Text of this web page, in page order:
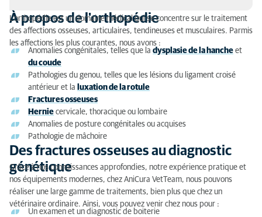
À propos de l'orthopédie
Des fractures osseuses au diagnostic génétique
Consultation orthopédique
Équipements modernes pour le diagnostic
Salles d'opération spécialisées
Soins post-opératoires
À propos de l'orthopédie
L'orthopédie est un domaine médical qui se concentre sur le traitement
des affections osseuses, articulaires, tendineuses et musculaires. Parmis
les affections les plus courantes, nous avons :
Anomalies congénitales, telles que la dysplasie de la hanche et
du coude
Pathologies du genou, telles que les lésions du ligament croisé
antérieur et la luxation de la rotule
Fractures osseuses
Hernie cervicale, thoracique ou lombaire
Anomalies de posture congénitales ou acquises
Pathologie de mâchoire
Des fractures osseuses au diagnostic
génétique
Grâce à nos connaissances approfondies, notre expérience pratique et
nos équipements modernes, chez AniCura VetTeam, nous pouvons
réaliser une large gamme de traitements, bien plus que chez un
vétérinaire ordinaire. Ainsi, vous pouvez venir chez nous pour :
Un examen et un diagnostic de boiterie